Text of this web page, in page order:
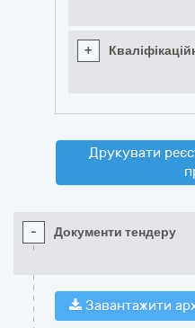
+
Друкувати
- Документи тендеру
Завантажити